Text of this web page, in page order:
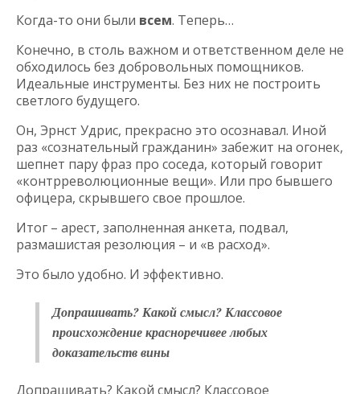
Когда-то они были всем. Теперь…
Конечно, в столь важном и ответственном деле не
обходилось без добровольных помощников.
Идеальные инструменты. Без них не построить
светлого будущего.
Он, Эрнст Удрис, прекрасно это осознавал. Иной
раз «сознательный гражданин» забежит на огонек,
шепнет пару фраз про соседа, который говорит
«контрреволюционные вещи». Или про бывшего
офицера, скрывшего свое прошлое.
Итог – арест, заполненная анкета, подвал,
размашистая резолюция – и «в расход».
Это было удобно. И эффективно.
Допрашивать? Какой смысл? Классовое
происхождение красноречивее любых
доказательств вины
Допрашивать? Какой смысл? Классовое